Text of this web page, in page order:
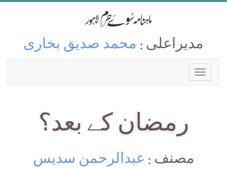
مدیراعلی : محمد صدیق بخاری
رمضان کے بعد؟
مصنف : عبدالرحمن سدیس